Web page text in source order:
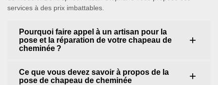
services à des prix imbattables.
Pourquoi faire appel à un artisan pour la
pose et la réparation de votre chapeau de
cheminée ?
Ce que vous devez savoir à propos de la
pose de chapeau de cheminée